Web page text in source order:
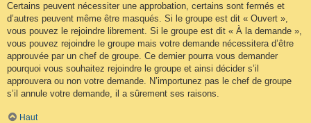
Certains peuvent nécessiter une approbation, certains sont fermés et
d’autres peuvent même être masqués. Si le groupe est dit « Ouvert »,
vous pouvez le rejoindre librement. Si le groupe est dit « À la demande »,
vous pouvez rejoindre le groupe mais votre demande nécessitera d’être
approuvée par un chef de groupe. Ce dernier pourra vous demander
pourquoi vous souhaitez rejoindre le groupe et ainsi décider s’il
approuvera ou non votre demande. N’importunez pas le chef de groupe
s’il annule votre demande, il a sûrement ses raisons.
Haut